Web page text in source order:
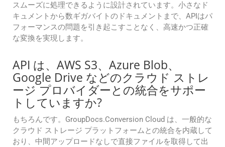
スムーズに処理できるように設計されています。小さなド
キュメントから数ギガバイトのドキュメントまで、APIはパ
フォーマンスの問題を引き起こすことなく、高速かつ正確
な変換を実現します。
API は、AWS S3、Azure Blob、
Google Drive などのクラウド ストレ
ージ プロバイダーとの統合をサポー
トしていますか?
もちろんです。GroupDocs.Conversion Cloud は、一般的な
クラウド ストレージ プラットフォームとの統合を内蔵して
おり、中間アップロードなしで直接ファイルを取得して出